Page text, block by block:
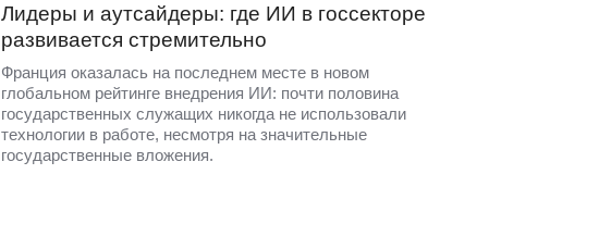
Лидеры и аутсайдеры: где ИИ в госсекторе
развивается стремительно
Франция оказалась на последнем месте в новом
глобальном рейтинге внедрения ИИ: почти половина
государственных служащих никогда не использовали
технологии в работе, несмотря на значительные
государственные вложения.